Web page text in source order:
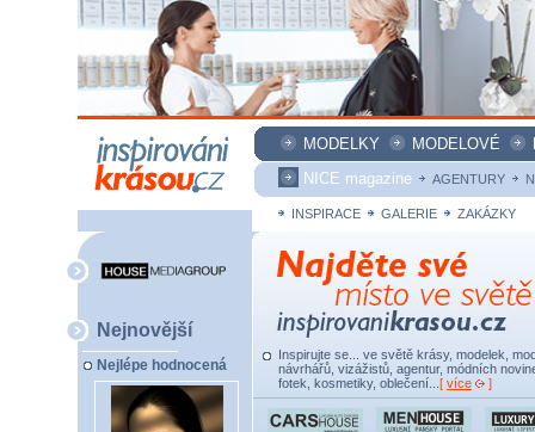
MODELKY MODELOVÉ
NICE magazine
AGENTURY
INSPIRACE GALERIE ZAKÁZKY
Nejnovější
Nejlépe hodnocená
Inspirujte se... ve světě krásy, modelek,
návrhářů, vizážistů, agentur, módních
fotek, kosmetiky, oblečení... [ více ]